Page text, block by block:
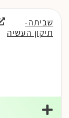
שביתה-
תיקון העשיה